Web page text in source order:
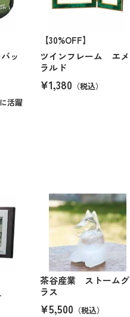
ッ
活躍
【30%OFF】
ツインフレーム エメ
ラルド
¥1,380 （税込）
茶谷産業 ストームグ
ラス
¥5,500 （税込）